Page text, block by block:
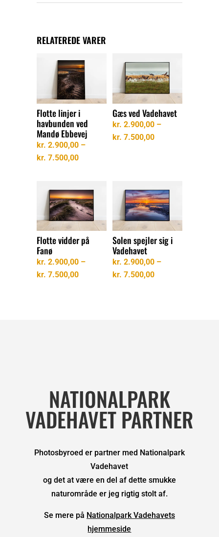
RELATEREDE VARER
Flotte linjer i
havbunden ved
Mandø Ebbevej
kr. 2.900,00 –
kr. 7.500,00Prisinterval:
kr. 7.500,00
Gæs ved Vadehavet
kr. 2.900,00 –
kr. 7.500,00Prisinterval:
Flotte vidder på
Fanø
kr. 2.900,00 –
kr. 7.500,00Prisinterval:
Solen spejler sig i
Vadehavet
kr. 2.900,00 –
kr. 7.500,00Prisinterval:
NATIONALPARK
VADEHAVET PARTNER
Photosbyroed er partner med Nationalpark
Vadehavet
og det at være en del af dette smukke
naturområde er jeg rigtig stolt af.
Se mere på Nationalpark Vadehavets
hjemmeside